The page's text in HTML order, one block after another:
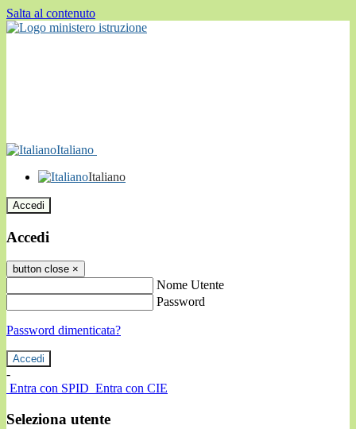
Salta al contenuto
Italiano
Italiano
Accedi
Accedi
button close ×
Nome Utente
Password
Password dimenticata?
-
Entra con SPID Entra con CIE
Seleziona utente